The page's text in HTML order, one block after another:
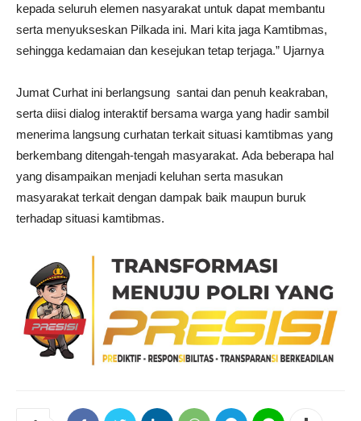
kepada seluruh elemen nasyarakat untuk dapat membantu
serta menyukseskan Pilkada ini. Mari kita jaga Kamtibmas,
sehingga kedamaian dan kesejukan tetap terjaga.” Ujarnya
Jumat Curhat ini berlangsung santai dan penuh keakraban,
serta diisi dialog interaktif bersama warga yang hadir sambil
menerima langsung curhatan terkait situasi kamtibmas yang
berkembang ditengah-tengah masyarakat. Ada beberapa hal
yang disampaikan menjadi keluhan serta masukan
masyarakat terkait dengan dampak baik maupun buruk
terhadap situasi kamtibmas.